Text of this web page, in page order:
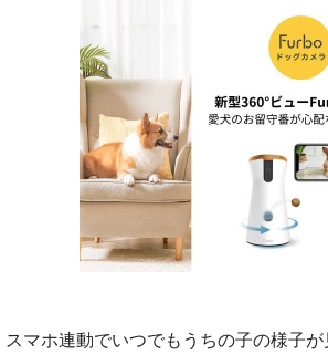
スマホ連動でいつでもうちの子の様子が